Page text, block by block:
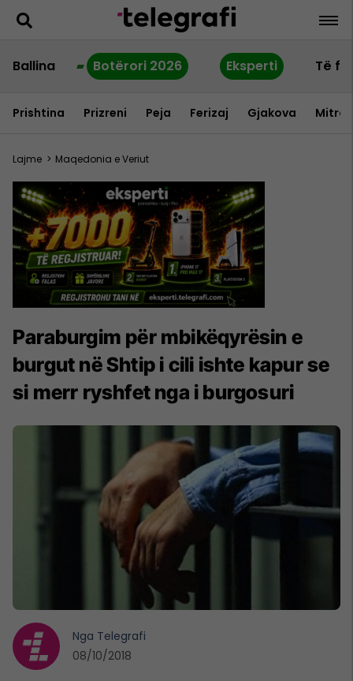
Ballina Botërori 2026 Eksperti Të
Prishtina Prizreni Peja Ferizaj Gjakova
Lajme > Maqedonia e Veriut
Paraburgim për mbikëqyrësin e
burgut në Shtip i cili ishte kapur se
si merr ryshfet nga i burgosuri
Nga Telegrafi
08/10/2018